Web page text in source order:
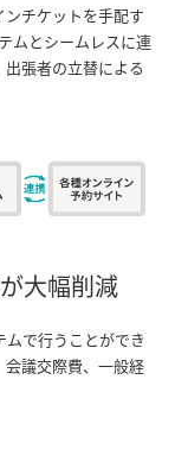
ンチケットを手配す
ムとシームレスに連
張者の立替による
大幅削減
ムで行うことができ
会議交際費、一般経